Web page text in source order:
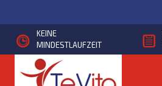
zum
Inhalt
KEINE
MINDESTLAUFZEIT